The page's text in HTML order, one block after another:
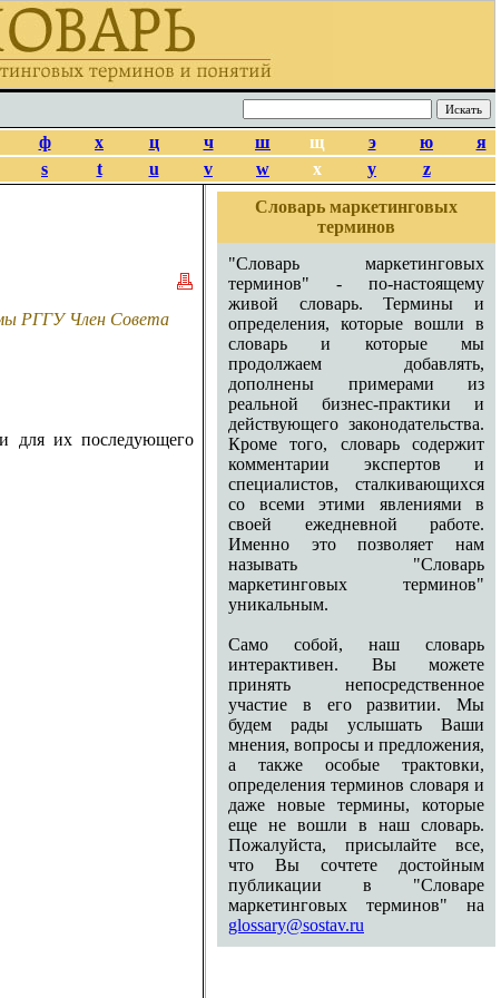
ф х ц ч ш щ э ю
я
s t u v w x y z
РГГУ Член Совета
для их последующего
Словарь маркетинговых
терминов
"Словарь маркетинговых
терминов" - по-настоящему
живой словарь. Термины и
определения, которые вошли в
словарь и которые мы
продолжаем добавлять,
дополнены примерами из
реальной бизнес-практики и
действующего законодательства.
Кроме того, словарь содержит
комментарии экспертов и
специалистов, сталкивающихся
со всеми этими явлениями в
своей ежедневной работе.
Именно это позволяет нам
называть "Словарь
маркетинговых терминов"
уникальным.
Само собой, наш словарь
интерактивен. Вы можете
принять непосредственное
участие в его развитии. Мы
будем рады услышать Ваши
мнения, вопросы и предложения,
а также особые трактовки,
определения терминов словаря и
даже новые термины, которые
еще не вошли в наш словарь.
Пожалуйста, присылайте все,
что Вы сочтете достойным
публикации в "Словаре
маркетинговых терминов" на
glossary@sostav.ru